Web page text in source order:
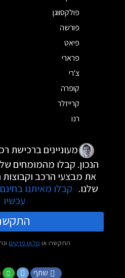
פולקסווגן
פורשה
פיאט
פרארי
צ'רי
קופרה
קרייזלר
רנו
מעוניינים ברכישת
הנכון. קבלו מהמומחים
את מבצעי הרכב
שלנו. קבלו מאיתנו
עכשיו
התקשרו או מלאו פרטים
שתף